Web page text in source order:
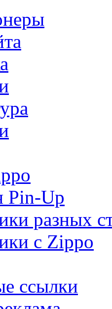
Pin-Up
разных
с Zippo
ссылки